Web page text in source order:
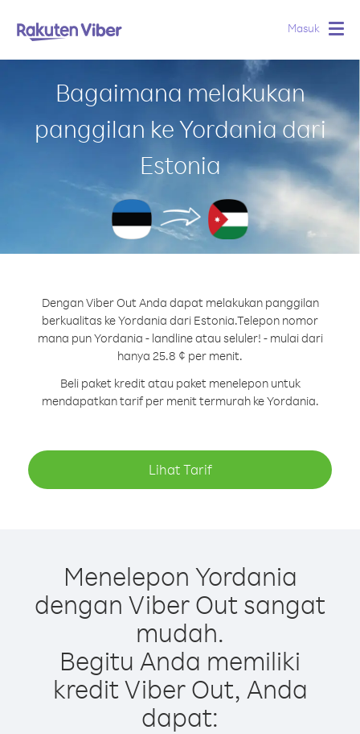
Masuk
Bagaimana melakukan
panggilan ke Yordania dari
Estonia
Dengan Viber Out Anda dapat melakukan panggilan
berkualitas ke Yordania dari Estonia.Telepon nomor
mana pun Yordania - landline atau seluler! - mulai dari
hanya 25.8 ¢ per menit.
Beli paket kredit atau paket menelepon untuk
mendapatkan tarif per menit termurah ke Yordania.
Lihat Tarif
Menelepon Yordania
dengan Viber Out sangat
mudah.
Begitu Anda memiliki
kredit Viber Out, Anda
dapat: